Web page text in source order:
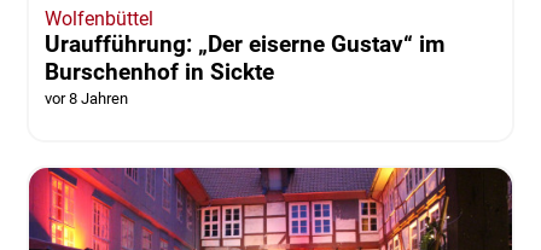
Wolfenbüttel
Uraufführung: „Der eiserne Gustav“ im
Burschenhof in Sickte
vor 8 Jahren